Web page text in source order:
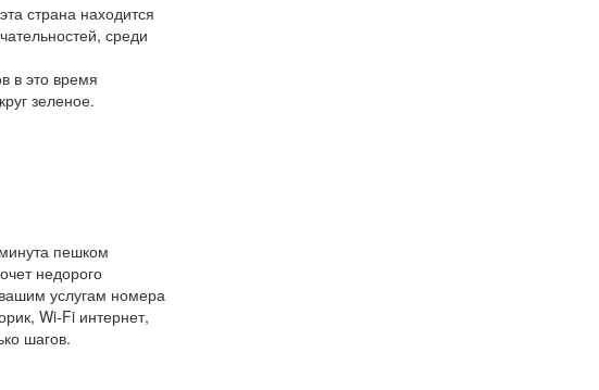
страна находится
среди
в это время
зеленое.
пешком
недорого
услугам номера
Wi-Fi интернет,
шагов.